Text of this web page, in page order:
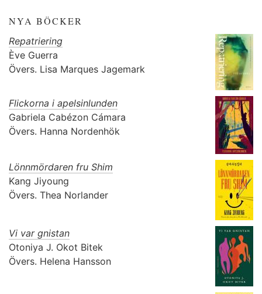
NYA BÖCKER
Repatriering
Ève Guerra
Övers. Lisa Marques Jagemark
Flickorna i apelsinlunden
Gabriela Cabézon Cámara
Övers. Hanna Nordenhök
Lönnmördaren fru Shim
Kang Jiyoung
Övers. Thea Norlander
Vi var gnistan
Otoniya J. Okot Bitek
Övers. Helena Hansson